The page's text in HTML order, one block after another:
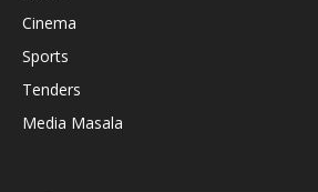
Cinema
Sports
Tenders
Media Masala